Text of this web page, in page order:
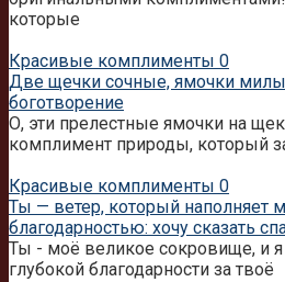
которые
Красивые комплименты 0
Две щечки сочные, ямочки
боготворение
О, эти прелестные ямочки на
комплимент природы, который
Красивые комплименты 0
Ты — ветер, который наполняет
благодарностью: хочу сказать
Ты - моё великое сокровище, и я
глубокой благодарности за твоё